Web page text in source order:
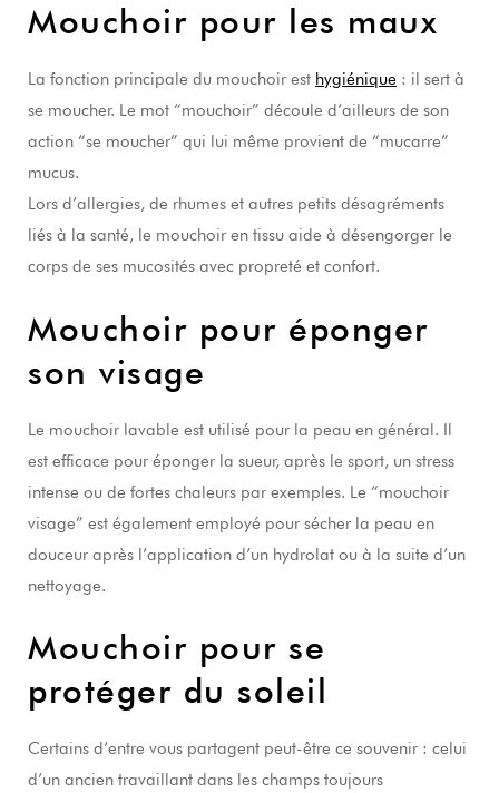
Mouchoir pour les maux
La fonction principale du mouchoir est hygiénique : il sert à
se moucher. Le mot “mouchoir” découle d’ailleurs de son
action “se moucher” qui lui même provient de “mucarre”
mucus.
Lors d’allergies, de rhumes et autres petits désagréments
liés à la santé, le mouchoir en tissu aide à désengorger le
corps de ses mucosités avec propreté et confort.
Mouchoir pour éponger
son visage
Le mouchoir lavable est utilisé pour la peau en général. Il
est efficace pour éponger la sueur, après le sport, un stress
intense ou de fortes chaleurs par exemples. Le “mouchoir
visage” est également employé pour sécher la peau en
douceur après l’application d’un hydrolat ou à la suite d’un
nettoyage.
Mouchoir pour se
protéger du soleil
Certains d’entre vous partagent peut-être ce souvenir : celui
d’un ancien travaillant dans les champs toujours